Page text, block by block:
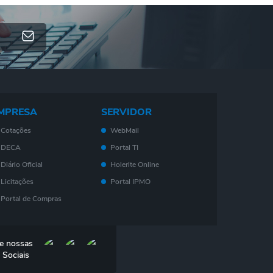
Cotações
DECA
Diário Oficial
Licitações
Portal de Compras
Eletrônica - NF- e
IPTU
SERVIDOR
WebMail
Portal TI
Holerite Online
Portal IPMO
nossas